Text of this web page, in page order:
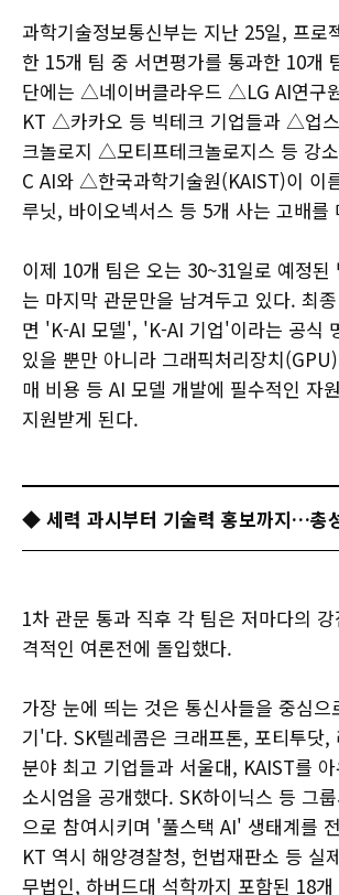
과학기술정보통신부는 지난 25일, 프로
한 15개 팀 중 서면평가를 통과한 10개
단에는 △네이버클라우드 △LG AI연
KT △카카오 등 빅테크 기업들과 △업
크놀로지 △모티프테크놀로지스 등 강
C AI와 △한국과학기술원(KAIST)이 이
루닛, 바이오넥서스 등 5개 사는 고배를
이제 10개 팀은 오는 30~31일로 예정
는 마지막 관문만을 남겨두고 있다. 최
면 'K-AI 모델', 'K-AI 기업'이라는 공식
있을 뿐만 아니라 그래픽처리장치
매 비용 등 AI 모델 개발에 필수적인 자
지원받게 된다.
◆ 세력 과시부터 기술력 홍보까지…총
1차 관문 통과 직후 각 팀은 저마다의
격적인 여론전에 돌입했다.
가장 눈에 띄는 것은 통신사들을 중심
기'다. SK텔레콤은 크래프톤, 포티투닷,
분야 최고 기업들과 서울대, KAIST를
소시엄을 공개했다. SK하이닉스 등 그
으로 참여시키며 '풀스택 AI' 생태계를
KT 역시 해양경찰청, 헌법재판소 등 실
무법인, 하버드대 석학까지 포함된 18